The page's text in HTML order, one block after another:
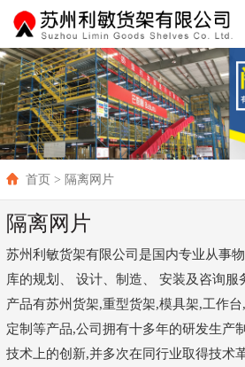
首页 > 隔离网片
隔离网片
苏州利敏货架有限公司是国内专业从事
库的规划、 设计、制造、 安装及咨询服
产品有苏州货架,重型货架,模具架,工作
定制等产品,公司拥有十多年的研发生产
技术上的创新,并多次在同行业取得技术